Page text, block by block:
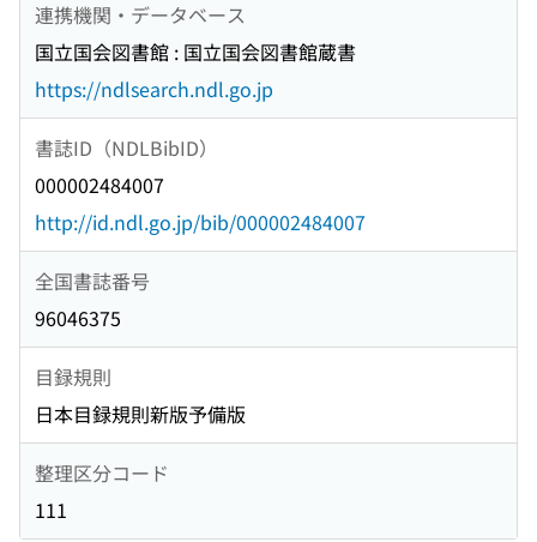
連携機関・データベース
国立国会図書館 : 国立国会図書館蔵書
https://ndlsearch.ndl.go.jp
書誌ID（NDLBibID）
000002484007
http://id.ndl.go.jp/bib/000002484007
全国書誌番号
96046375
目録規則
日本目録規則新版予備版
整理区分コード
111